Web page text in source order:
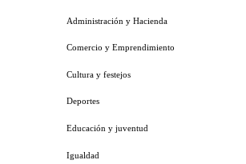
Administración y Hacienda
Comercio y Emprendimiento
Cultura y festejos
Deportes
Educación y juventud
Igualdad